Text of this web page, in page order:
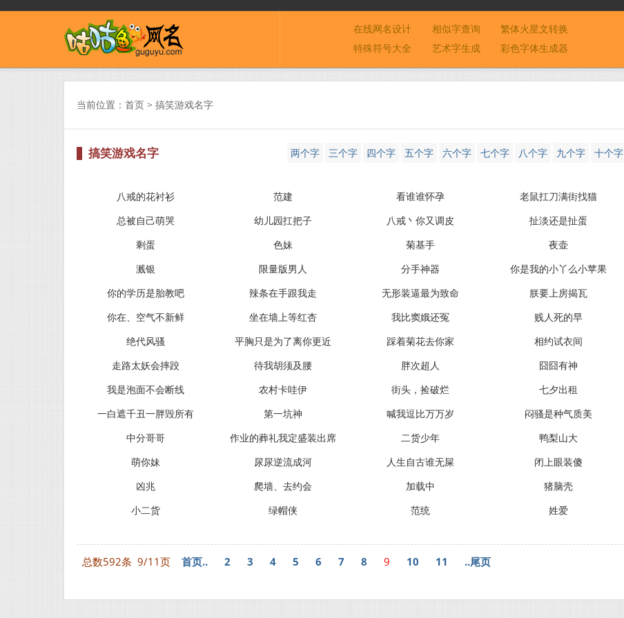
在线网名设计 相似字查询
繁体火星文转换
特殊符号大全
艺术字生成 彩色字体生成器
当前位置： 首页 > 搞笑游戏名字
两个字 三个字 四个字 五个字 六个字 七个字 八个字 九个字 十个字
搞笑游戏名字
八戒的花衬衫 范建 看谁谁怀孕
老鼠扛刀满街找猫
总被自己萌哭
幼儿园扛把子 八戒丶你又调皮
扯淡还是扯蛋
剩蛋
色妹 菊基手
夜壶
溅银
限量版男人 分手神器
你是我的小丫么小苹果
你的学历是胎教吧
辣条在手跟我走 无形装逼最为致命
朕要上房揭瓦
你在、空气不新鲜
坐在墙上等红杏 我比窦娥还冤
贱人死的早
绝代风骚
平胸只是为了离你更近 踩着菊花去你家
相约试衣间
走路太妖会摔跤
待我胡须及腰 胖次超人
囧囧有神
我是泡面不会断线
农村卡哇伊 街头，捡破烂
七夕出租
一白遮千丑一胖毁所有
第一坑神 喊我逗比万万岁
闷骚是种气质美
中分哥哥
作业的葬礼我定盛装出席 二货少年
鸭梨山大
萌你妹
尿尿逆流成河 人生自古谁无屎
闭上眼装傻
凶兆
爬墙、去约会 加载中
猪脑壳
小二货
绿帽侠 范统 姓爱
总数592条 9/11页 首页.. 2 3 4 5 6 7 8 9 10 11 ..尾页